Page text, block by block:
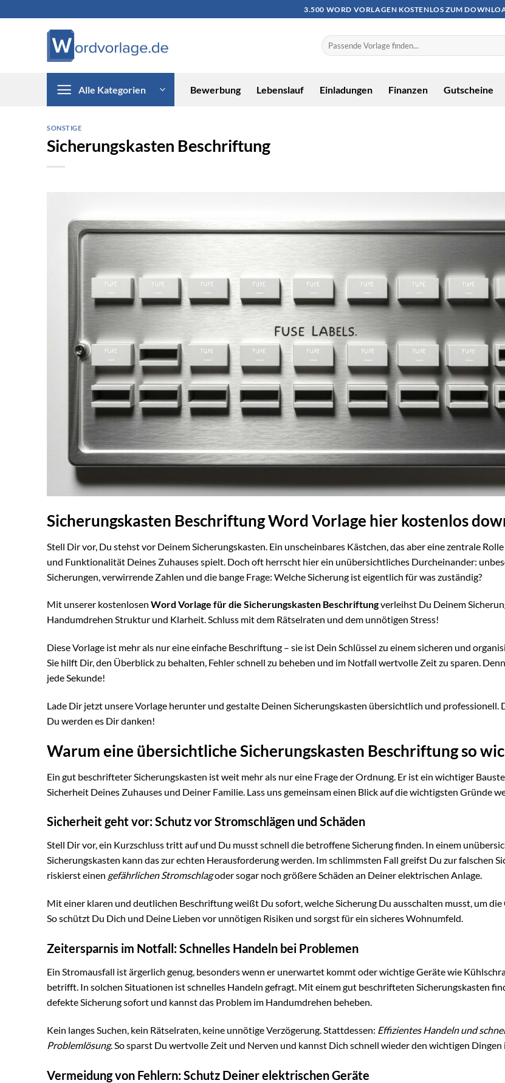
3.500 WORD VORLAGEN KOSTENLOS ZUM
Alle Kategorien Bewerbung Lebenslauf Einladungen Finanzen Gutscheine
SONSTIGE
Sicherungskasten Beschriftung
Sicherungskasten Beschriftung Word Vorlage hier kostenlos
Stell Dir vor, Du stehst vor Deinem Sicherungskasten. Ein unscheinbares Kästchen, das aber eine zentrale
und Funktionalität Deines Zuhauses spielt. Doch oft herrscht hier ein unübersichtliches Durcheinander:
Sicherungen, verwirrende Zahlen und die bange Frage: Welche Sicherung ist eigentlich für was zuständig?
Mit unserer kostenlosen Word Vorlage für die Sicherungskasten Beschriftungverleihst Du Deinem
Handumdrehen Struktur und Klarheit. Schluss mit dem Rätselraten und dem unnötigen Stress!
Diese Vorlage ist mehr als nur eine einfache Beschriftung – sie ist Dein Schlüssel zu einem sicheren und
Sie hilft Dir, den Überblick zu behalten, Fehler schnell zu beheben und im Notfall wertvolle Zeit zu sparen.
jede Sekunde!
Lade Dir jetzt unsere Vorlage herunter und gestalte Deinen Sicherungskasten übersichtlich und professionell.
Du werden es Dir danken!
Warum eine übersichtliche Sicherungskasten Beschriftung so
Ein gut beschrifteter Sicherungskasten ist weit mehr als nur eine Frage der Ordnung. Er ist ein wichtiger
Sicherheit Deines Zuhauses und Deiner Familie. Lass uns gemeinsam einen Blick auf die wichtigsten Gründe
Sicherheit geht vor: Schutz vor Stromschlägen und Schäden
Stell Dir vor, ein Kurzschluss tritt auf und Du musst schnell die betroffene Sicherung finden. In einem
Sicherungskasten kann das zur echten Herausforderung werden. Im schlimmsten Fall greifst Du zur falschen
riskierst einen gefährlichen Stromschlagoder sogar noch größere Schäden an Deiner elektrischen Anlage.
Mit einer klaren und deutlichen Beschriftung weißt Du sofort, welche Sicherung Du ausschalten musst, um die
So schützt Du Dich und Deine Lieben vor unnötigen Risiken und sorgst für ein sicheres Wohnumfeld.
Zeitersparnis im Notfall: Schnelles Handeln bei Problemen
Ein Stromausfall ist ärgerlich genug, besonders wenn er unerwartet kommt oder wichtige Geräte wie
betrifft. In solchen Situationen ist schnelles Handeln gefragt. Mit einem gut beschrifteten Sicherungskasten
defekte Sicherung sofort und kannst das Problem im Handumdrehen beheben.
Kein langes Suchen, kein Rätselraten, keine unnötige Verzögerung. Stattdessen: Effizientes Handeln und
Problemlösung. So sparst Du wertvolle Zeit und Nerven und kannst Dich schnell wieder den wichtigen Dingen
Vermeidung von Fehlern: Schutz Deiner elektrischen Geräte